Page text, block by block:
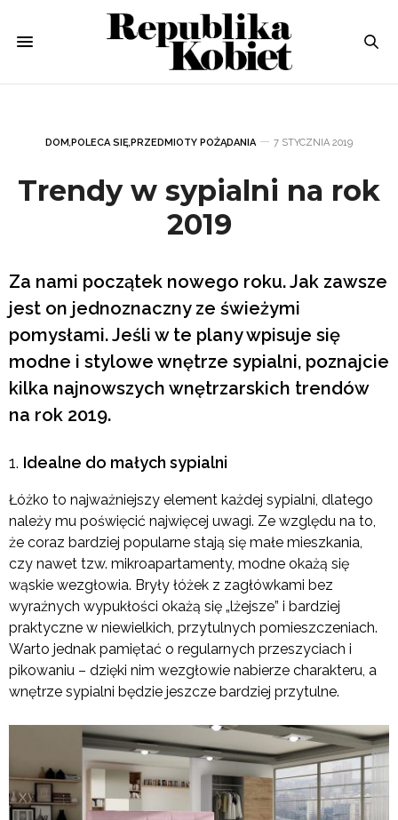
DOM,POLECA SIĘ,PRZEDMIOTY POŻĄDANIA 7 STYCZNIA 2019
Trendy w sypialni na rok
2019
Za nami początek nowego roku. Jak zawsze
jest on jednoznaczny ze świeżymi
pomysłami. Jeśli w te plany wpisuje się
modne i stylowe wnętrze sypialni, poznajcie
kilka najnowszych wnętrzarskich trendów
na rok 2019.
Idealne do małych sypialni
Łóżko to najważniejszy element każdej sypialni, dlatego
należy mu poświęcić najwięcej uwagi. Ze względu na to,
że coraz bardziej popularne stają się małe mieszkania,
czy nawet tzw. mikroapartamenty, modne okażą się
wąskie wezgłowia. Bryły łóżek z zagłówkami bez
wyraźnych wypukłości okażą się „lżejsze” i bardziej
praktyczne w niewielkich, przytulnych pomieszczeniach.
Warto jednak pamiętać o regularnych przeszyciach i
pikowaniu – dzięki nim wezgłowie nabierze charakteru, a
wnętrze sypialni będzie jeszcze bardziej przytulne.